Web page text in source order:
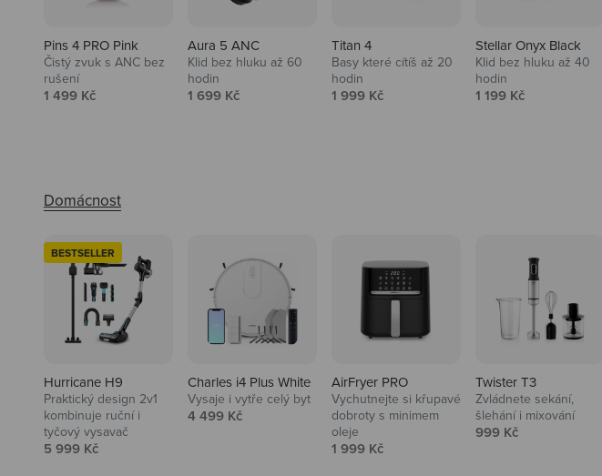
Pins 4 PRO Pink
Čistý zvuk s ANC bez
rušení
Prodejní cena
1 499 Kč
Aura 5 ANC
Klid bez hluku až 60
hodin
Prodejní cena
1 699 Kč
Titan 4
Basy které cítíš až 20
hodin
Prodejní cena
1 999 Kč
Stellar Onyx Black
Klid bez hluku až 40
hodin
Prodejní cena
1 199 Kč
BESTSELLER
Hurricane H9
Praktický design 2v1
kombinuje ruční i
tyčový vysavač
Prodejní cena
5 999 Kč
Charles i4 Plus White
Vysaje i vytře celý byt
Prodejní cena
4 499 Kč
AirFryer PRO
Vychutnejte si křupavé
dobroty s minimem
oleje
Prodejní cena
1 999 Kč
Twister T3
Zvládnete sekání,
šlehání i mixování
Prodejní cena
999 Kč
Audio
Niceboy sluchátka a repráky ti
padnou do noty.